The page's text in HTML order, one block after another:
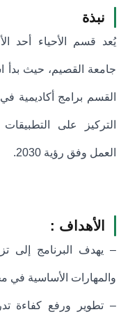
نبذة
يُعد قسم الأحياء أحد
القسم برامج أكاديمية
التركيز على
العمل وفق رؤية 2030.
الأهداف :
– يهدف البرنامج إلى
والمهارات الأساسية في
– تطوير ورفع كفاءة